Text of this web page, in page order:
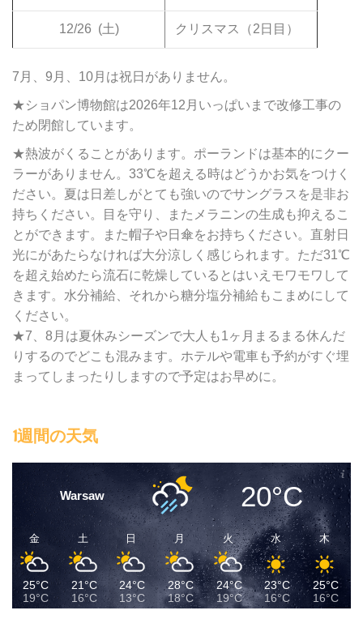
12/26 (土) クリスマス（2日目）
7月、9月、10月は祝日がありません。
★ショパン博物館は2026年12月いっぱいまで改修工事の
ため閉館しています。
★熱波がくることがあります。ポーランドは基本的にクー
ラーがありません。33℃を超える時はどうかお気をつけく
ださい。夏は日差しがとても強いのでサングラスを是非お
持ちください。目を守り、またメラニンの生成も抑えるこ
とができます。また帽子や日傘をお持ちください。直射日
光にがあたらなければ大分涼しく感じられます。ただ31℃
を超え始めたら流石に乾燥しているとはいえモワモワして
きます。水分補給、それから糖分塩分補給もこまめにして
ください。
★7、8月は夏休みシーズンで大人も1ヶ月まるまる休んだ
りするのでどこも混みます。ホテルや電車も予約がすぐ埋
まってしまったりしますので予定はお早めに。
1週間の天気
Warsaw 20°C
金
25°C
19°C
土
21°C
16°C
日
24°C
13°C
月
28°C
18°C
火
24°C
19°C
水
23°C
16°C
木
25°C
16°C